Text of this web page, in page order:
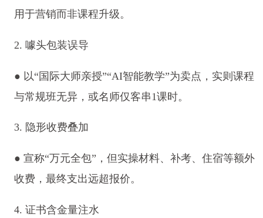
用于营销而非课程升级。
2. 噱头包装误导
● 以“国际大师亲授”“AI智能教学”为卖点，实则课程
与常规班无异，或名师仅客串1课时。
3. 隐形收费叠加
● 宣称“万元全包”，但实操材料、补考、住宿等额外
收费，最终支出远超报价。
4. 证书含金量注水